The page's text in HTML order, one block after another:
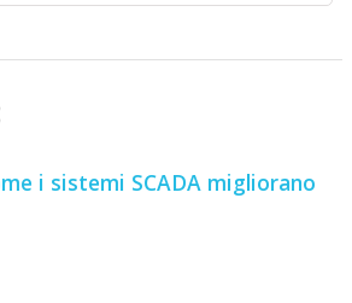
i sistemi SCADA migliorano